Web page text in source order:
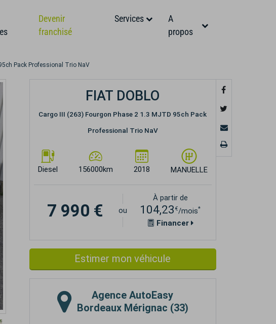
Devenir
franchisé
Services
A
propos
Pack Professional Trio NaV
FIAT DOBLO
Cargo III (263) Fourgon Phase 2 1.3 MJTD 95ch Pack
Professional Trio NaV
Diesel 156000km 2018 MANUELLE
7 990 € ou
À partir de
104,23 €/mois*
Financer
Estimer mon véhicule
Agence AutoEasy
Bordeaux Mérignac (33)